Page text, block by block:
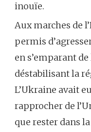
inouïe.
Aux marches de
permis
en s’emparant
déstabilisant la
L’Ukraine avait
rapprocher de
que rester dans